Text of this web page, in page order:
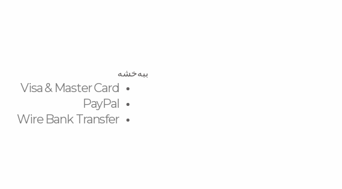
ببەخشە
Visa & Master Card
PayPal
Wire Bank Transfer